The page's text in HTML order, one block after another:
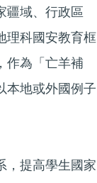
疆域、行政區
理科國安教育框
作為「亡羊補
本地或外國例子
，提高學生國家